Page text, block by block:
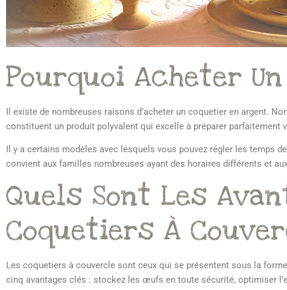
Pourquoi Acheter
Il existe de nombreuses raisons d’acheter un coquetier en argent.
constituent un produit polyvalent qui excelle à préparer parfaitement
Il y a certains modèles avec lesquels vous pouvez régler les temps
convient aux familles nombreuses ayant des horaires différents et
Quels Sont Les
Coquetiers À
Les coquetiers à couvercle sont ceux qui se présentent sous la
cinq avantages clés : stockez les œufs en toute sécurité, optimiser